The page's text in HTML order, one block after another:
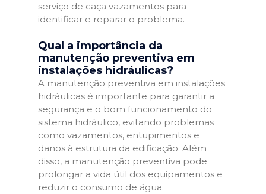
serviço de caça vazamentos para
identificar e reparar o problema.
Qual a importância da
manutenção preventiva em
instalações hidráulicas?
A manutenção preventiva em instalações
hidráulicas é importante para garantir a
segurança e o bom funcionamento do
sistema hidráulico, evitando problemas
como vazamentos, entupimentos e
danos à estrutura da edificação. Além
disso, a manutenção preventiva pode
prolongar a vida útil dos equipamentos e
reduzir o consumo de água.